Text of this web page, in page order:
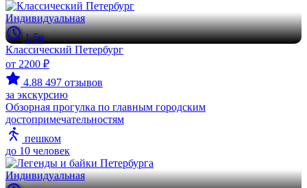
Индивидуальная
1.5ч
Классический Петербург
от 2200 ₽
4.88 497 отзывов
за экскурсию
Обзорная прогулка по главным городским
достопримечательностям
пешком
до 10 человек
Индивидуальная